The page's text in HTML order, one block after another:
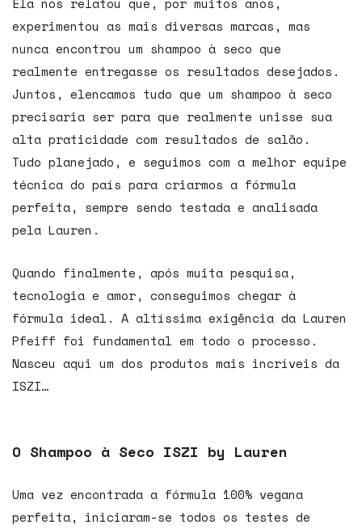
experimentou as mais diversas marcas, mas
nunca encontrou um shampoo à seco que
realmente entregasse os resultados desejados.
Juntos, elencamos tudo que um shampoo à seco
precisaria ser para que realmente unisse sua
alta praticidade com resultados de salão.
Tudo planejado, e seguimos com a melhor equipe
técnica do país para criarmos a fórmula
perfeita, sempre sendo testada e analisada
pela Lauren.
Quando finalmente, após muita pesquisa,
tecnologia e amor, conseguimos chegar à
fórmula ideal. A altíssima exigência da Lauren
Pfeiff foi fundamental em todo o processo.
Nasceu aqui um dos produtos mais incríveis da
ISZI…
O Shampoo à Seco ISZI by Lauren
Uma vez encontrada a fórmula 100% vegana
perfeita, iniciaram-se todos os testes de